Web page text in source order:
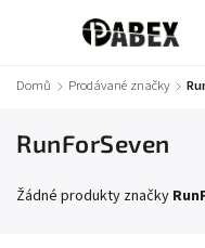
Domů / Prodávané značky /
RunForSeven
Žádné produkty značky